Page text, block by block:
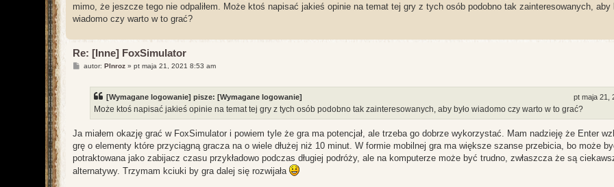
mimo, że jeszcze tego nie odpaliłem. Może ktoś napisać jakieś opinie na temat tej gry z tych osób podobno tak zainteresowanych, aby
wiadomo czy warto w to grać?
Re: [Inne] FoxSimulator
Pautor: PInroz» pt maja 21, 2021 8:53 am
[Wymagane logowanie] pisze: [Wymagane logowanie] pt maja 21,
Może ktoś napisać jakieś opinie na temat tej gry z tych osób podobno tak zainteresowanych, aby było wiadomo czy warto w to grać?
Ja miałem okazję grać w FoxSimulator i powiem tyle że gra ma potencjał, ale trzeba go dobrze wykorzystać. Mam nadzieję że Enter
grę o elementy które przyciągną gracza na o wiele dłużej niż 10 minut. W formie mobilnej gra ma większe szanse przebicia, bo może
potraktowana jako zabijacz czasu przykładowo podczas długiej podróży, ale na komputerze może być trudno, zwłaszcza że są
alternatywy. Trzymam kciuki by gra dalej się rozwijała